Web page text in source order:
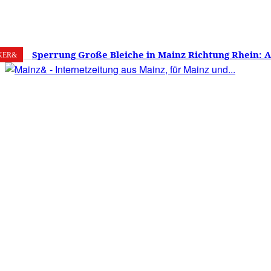
8. August 2026 21.7 Mainz
Sperrung Große Bleiche in Mainz Richtung Rhein:
verwirrt, Mainzer stinksauer – Haben die Mainzer